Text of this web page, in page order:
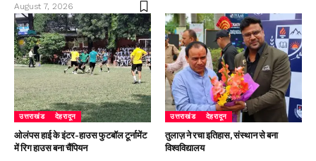
August 7, 2026
उत्तराखंड देहरादून
ओलंपस हाई के इंटर-हाउस फुटबॉल टूर्नामेंट
में रिग हाउस बना चैंपियन
उत्तराखंड देहरादून
तुलाज़ ने रचा इतिहास, संस्थान से बना
विश्वविद्यालय